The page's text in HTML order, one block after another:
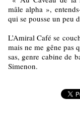
mâle alpha »,
qui se pousse un peu
L’Amiral Café se
mais ne me gêne pas
sas, genre cabine de
Simenon.